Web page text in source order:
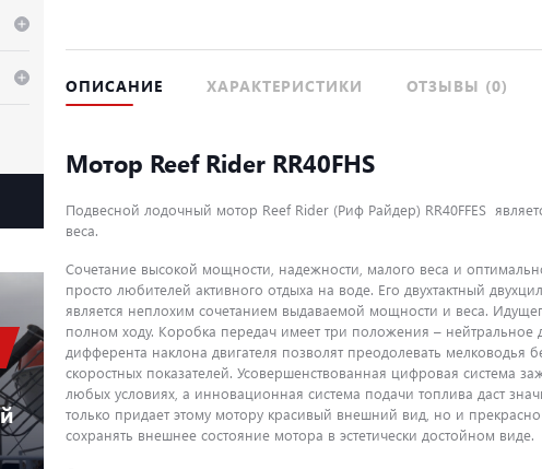
ОПИСАНИЕ ХАРАКТЕРИСТИКИ ОТЗЫВЫ (0)
Мотор Reef Rider RR40FHS
Подвесной лодочный мотор Reef Rider (Риф Райдер) RR40FFES
веса.
Сочетание высокой мощности, надежности, малого веса и
просто любителей активного отдыха на воде. Его двухтактный
является неплохим сочетанием выдаваемой мощности и веса.
полном ходу. Коробка передач имеет три положения –
дифферента наклона двигателя позволят преодолевать
скоростных показателей. Усовершенствованная цифровая система
любых условиях, а инновационная система подачи топлива даст
только придает этому мотору красивый внешний вид, но и
сохранять внешнее состояние мотора в эстетически достойном виде.